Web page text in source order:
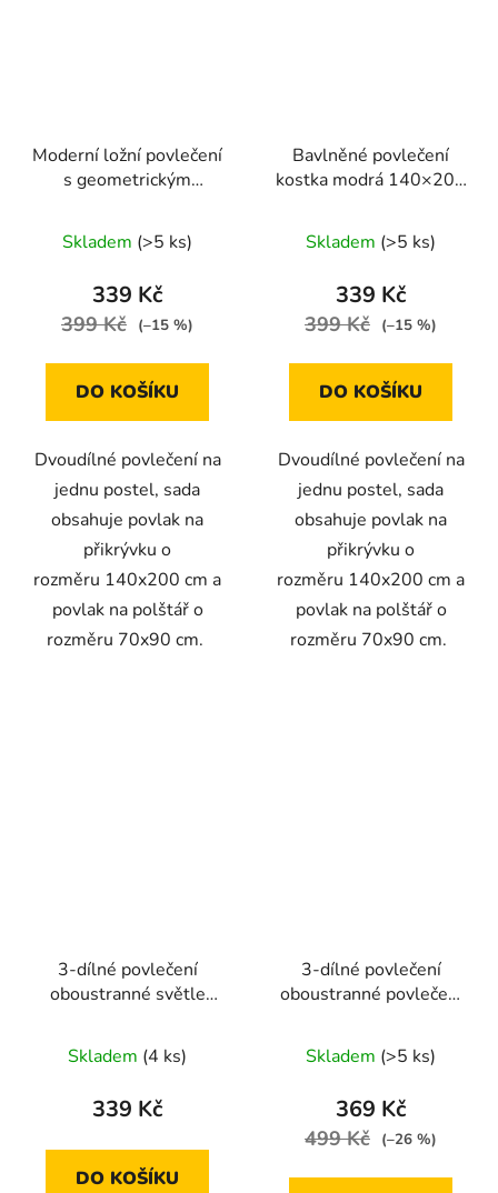
Moderní ložní povlečení
s geometrickým
přírodními motivy 140 ×
200 cm / 70 × 90 cm
Skladem (>5 ks)
339 Kč
399 Kč (–15 %)
DO KOŠÍKU
Dvoudílné povlečení na
jednu postel, sada
obsahuje povlak na
přikrývku o
rozměru 140x200 cm a
povlak na polštář o
rozměru 70x90 cm.
Bavlněné povlečení
kostka modrá 140×200
Skladem (>5 ks)
339 Kč
399 Kč (–15 %)
DO KOŠÍKU
Dvoudílné povlečení na
jednu postel, sada
obsahuje povlak na
přikrývku o
rozměru 140x200 cm a
povlak na polštář o
rozměru 70x90 cm.
3-dílné povlečení
oboustranné světle
a ptáčkem
140X200+70X90+40X40
Skladem (4 ks)
339 Kč
DO KOŠÍKU
3-dílné povlečení
oboustranné povlečení
puntíkem 140x200
Skladem (>5 ks)
369 Kč
499 Kč (–26 %)